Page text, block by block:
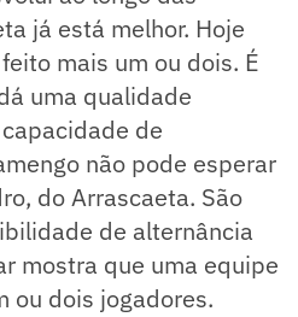
já está melhor. Hoje
mais um ou dois. É
uma qualidade
de
não pode esperar
do Arrascaeta. São
de alternância
mostra que uma equipe
ou dois jogadores.